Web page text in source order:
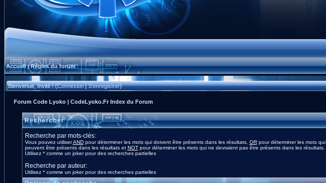
Accueil|Règles du forum
Bienvenue, Invité ! (Connexion|S'enregistrer)
Forum Code Lyoko | CodeLyoko.Fr Index du Forum
Rechercher
Recherche par mots-clés:
Vous pouvez utiliserANDpour déterminer les mots qui doivent être présents dans les résultats, ORpour déterminer les mots qui
peuvent être présents dans les résultats et NOTpour déterminer les mots qui ne devraient pas être présents dans les résultats.
Utilisez * comme un joker pour des recherches partielles
Recherche par auteur:
Utilisez * comme un joker pour des recherches partielles